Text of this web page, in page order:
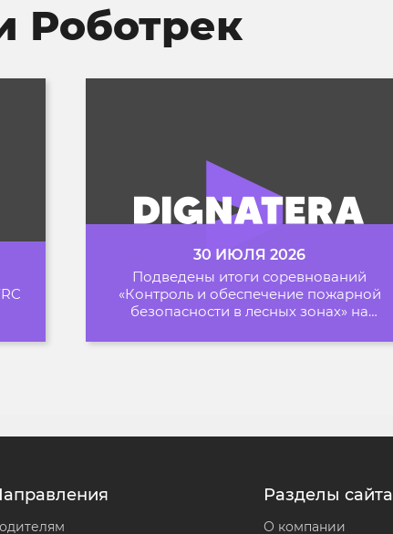
Роботрек
30 ИЮЛЯ 2026
Подведены итоги соревнований
«Контроль и обеспечение пожарной
безопасности в лесных зонах» на
Разделы сайта
О компании